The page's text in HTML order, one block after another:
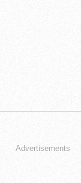
Advertisements